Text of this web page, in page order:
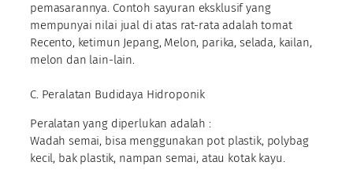
pemasarannya. Contoh sayuran eksklusif yang
mempunyai nilai jual di atas rat-rata adalah tomat
Recento, ketimun Jepang, Melon, parika, selada, kailan,
melon dan lain-lain.
C. Peralatan Budidaya Hidroponik
Peralatan yang diperlukan adalah :
Wadah semai, bisa menggunakan pot plastik, polybag
kecil, bak plastik, nampan semai, atau kotak kayu.